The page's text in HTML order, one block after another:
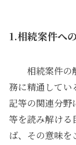
1.相続案件へ
相続案件の
務に精通して
記等の関連分
等を読み解ける
ば、その意味を